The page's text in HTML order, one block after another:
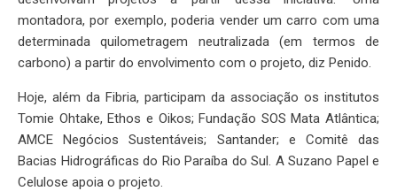
montadora, por exemplo, poderia vender um carro com uma
determinada quilometragem neutralizada (em termos de
carbono) a partir do envolvimento com o projeto, diz Penido.
Hoje, além da Fibria, participam da associação os institutos
Tomie Ohtake, Ethos e Oikos; Fundação SOS Mata Atlântica;
AMCE Negócios Sustentáveis; Santander; e Comitê das
Bacias Hidrográficas do Rio Paraíba do Sul. A Suzano Papel e
Celulose apoia o projeto.